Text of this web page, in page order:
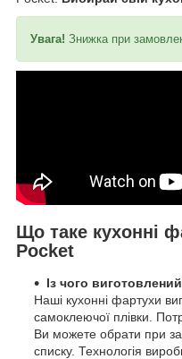
Увага! Знижка при
Що таке кухонні
Pocket
Із чого
Наші кухонні фартухи
самоклеючої плівки.
Ви можете обрати при
списку. Технологія